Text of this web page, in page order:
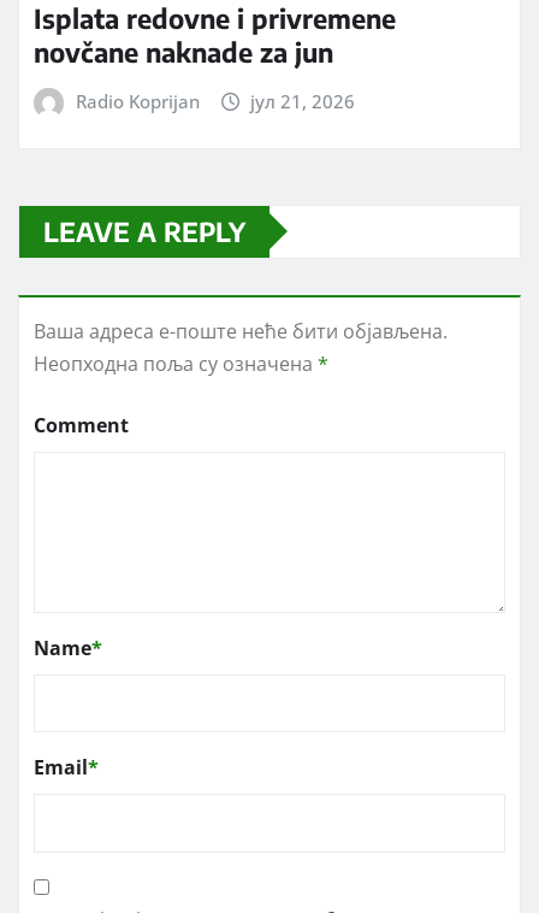
Isplata redovne i privremene
novčane naknade za jun
Radio Koprijan јул 21, 2026
LEAVE A REPLY
Ваша адреса е-поште неће бити објављена.
Неопходна поља су означена *
Comment
Name*
Email*